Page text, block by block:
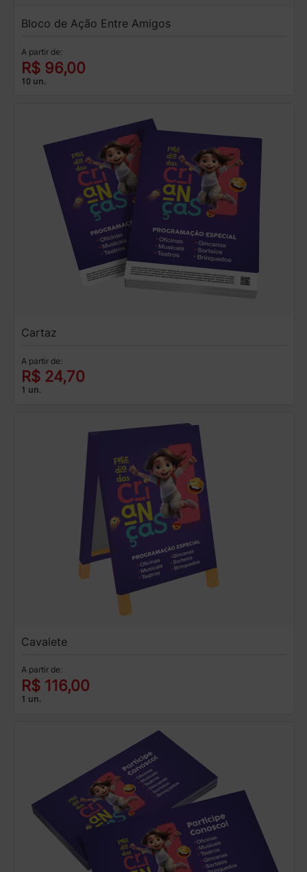
Bloco de Ação Entre Amigos
A partir de:
R$ 96,00
10 un.
Cartaz
A partir de:
R$ 24,70
1 un.
Cavalete
A partir de:
R$ 116,00
1 un.